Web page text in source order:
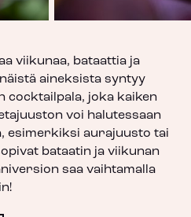
viikunaa, bataattia ja
aineksista syntyy
cocktailpala, joka kaiken
voi halutessaan
esimerkiksi aurajuusto tai
bataatin ja viikunan
saa vaihtamalla